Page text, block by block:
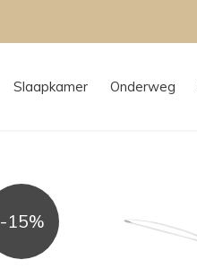
Slaapkamer Onderweg
-15%